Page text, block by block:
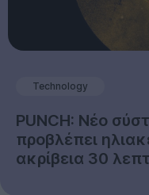
Technology
PUNCH: Νέο
προβλέπει
ακρίβεια 30